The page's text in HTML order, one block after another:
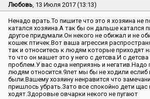
Любовь , 13 Июля 2017 (13:13)
Ненадо врать.То пишите что это я хозяина не
катался хозяина.А так бы он дальше катался
другое придумали.Он некого не обижал и не
кошек птичек.Вот ваша агрессия
так и относитесь к людям которые приходят
то что он машет это у него с детсва.И с
проблем.У вас одна неприязнь и негатив.Надо
людям относится.9лет мы бы не ходили
были.Вашему хозяину ненравится что
пришлось убрать.Зато все спокойно дети щас
ходят.Здоровые овчарки некого не пугают